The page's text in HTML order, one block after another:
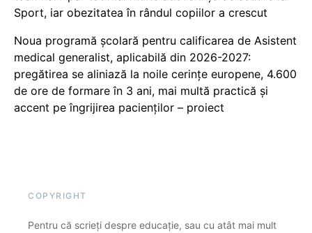
Sport, iar obezitatea în rândul copiilor a crescut
Noua programă școlară pentru calificarea de Asistent
medical generalist, aplicabilă din 2026-2027:
pregătirea se aliniază la noile cerințe europene, 4.600
de ore de formare în 3 ani, mai multă practică și
accent pe îngrijirea pacienților – proiect
COPYRIGHT
Pentru că scrieți despre educație, sau cu atât mai mult